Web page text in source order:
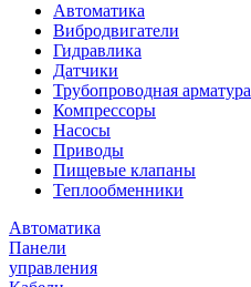
Автоматика
Вибродвигатели
Гидравлика
Датчики
Трубопроводная арматура
Компрессоры
Насосы
Приводы
Пищевые клапаны
Теплообменники
Автоматика
Панели
управления